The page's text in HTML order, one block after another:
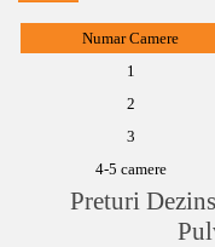
Numar Camere
1
2
3
4-5 camere
Preturi